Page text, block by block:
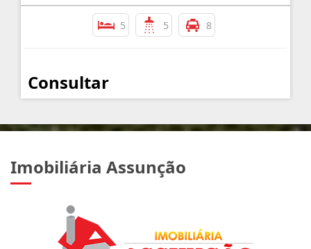
5 5 8
Consultar
Imobiliária Assunção